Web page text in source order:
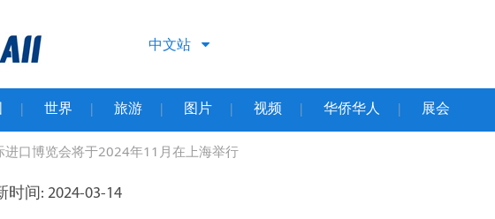
中文站
世界 旅游 图片 视频 华侨华人 展会
进口博览会将于2024年11月在上海举行
时间: 2024-03-14